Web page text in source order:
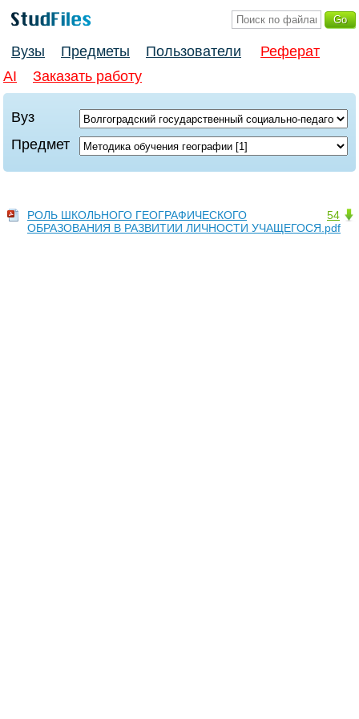
Вузы Предметы Пользователи
Реферат
AI
Заказать работу
Вуз
Предмет
54
РОЛЬ ШКОЛЬНОГО ГЕОГРАФИЧЕСКОГО
ОБРАЗОВАНИЯ В РАЗВИТИИ ЛИЧНОСТИ УЧАЩЕГОСЯ.pdf